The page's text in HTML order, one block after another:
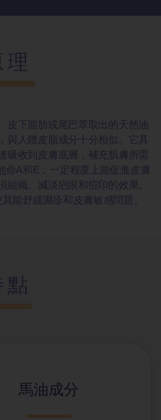
理
下脂肪或尾巴萃取出的天然油
與人體皮脂成分十分相似。它具
吸收到皮膚底層，補充肌膚所需
命A和E，一定程度上能促進皮膚
織、減淡疤痕和痘印的效果。
能舒緩濕疹和皮膚敏感問題。
點
馬油成分